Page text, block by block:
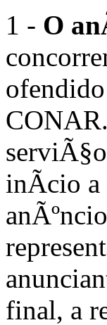
1 - O
inÃ­cio a
final, a